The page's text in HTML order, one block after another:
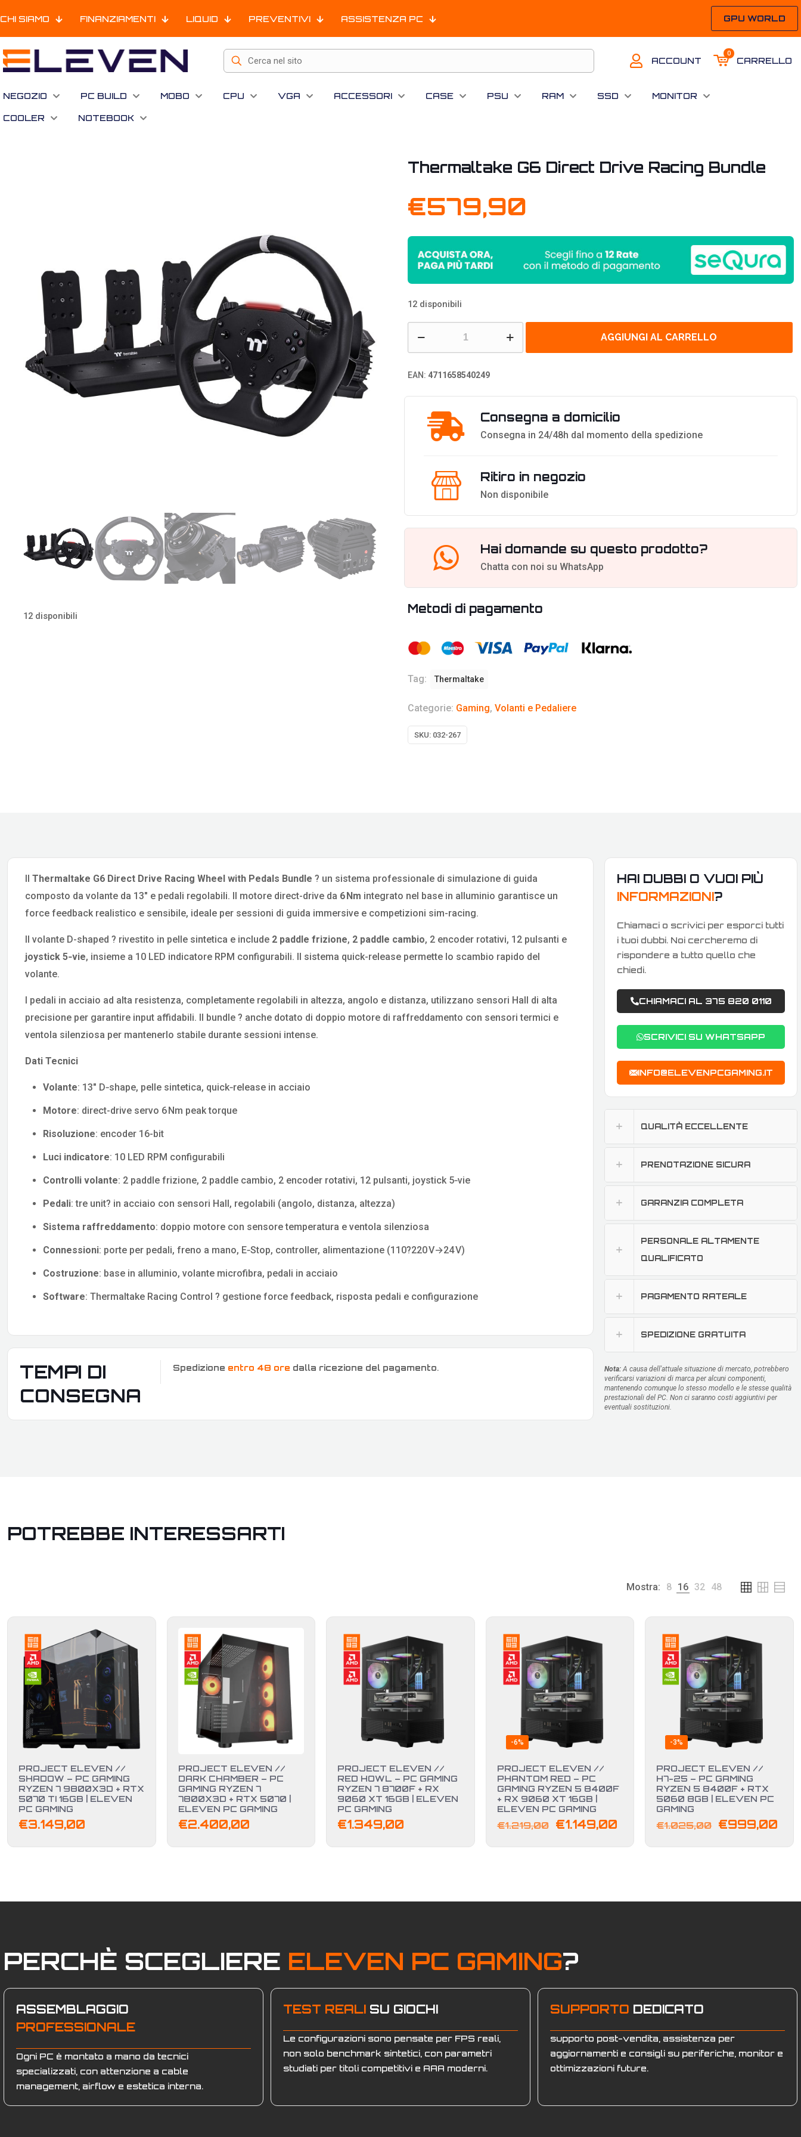
CHI SIAMO FINANZIAMENTI LIQUID PREVENTIVI ASSISTENZA PC GPU WORLD
ACCOUNT
0
CARRELLO
NEGOZIO PC BUILD MOBO CPU VGA ACCESSORI CASE PSU RAM SSD MONITOR
COOLER NOTEBOOK
12 disponibili
Thermaltake G6 Direct Drive Racing Bundle
€579,90
12 disponibili
Drive
Racing
Bundle
quantità
AGGIUNGI AL CARRELLO
EAN: 4711658540249
Consegna a domicilio
Consegna in 24/48h dal momento della spedizione
Ritiro in negozio
Non disponibile
Hai domande su questo prodotto?
Chatta con noi su WhatsApp
Metodi di pagamento
Tag: Thermaltake
Categorie: Gaming, Volanti e Pedaliere
SKU: 032-267
IlThermaltake G6 Direct Drive Racing Wheel with Pedals Bundle ? un sistema professionale di simulazione di guida
composto da volante da 13″ e pedali regolabili. Il motore direct-drive da 6 Nm integrato nel base in alluminio garantisce un
force feedback realistico e sensibile, ideale per sessioni di guida immersive e competizioni sim-racing.
Il volante D-shaped ? rivestito in pelle sintetica e include 2 paddle frizione, 2 paddle cambio, 2 encoder rotativi, 12 pulsanti e
joystick 5‑vie, insieme a 10 LED indicatore RPM configurabili. Il sistema quick-release permette lo scambio rapido del
volante.
I pedali in acciaio ad alta resistenza, completamente regolabili in altezza, angolo e distanza, utilizzano sensori Hall di alta
precisione per garantire input affidabili. Il bundle ? anche dotato di doppio motore di raffreddamento con sensori termici e
ventola silenziosa per mantenerlo stabile durante sessioni intense.
Dati Tecnici
Volante: 13″ D‑shape, pelle sintetica, quick‑release in acciaio
Motore: direct-drive servo 6 Nm peak torque
Risoluzione: encoder 16-bit
Luci indicatore: 10 LED RPM configurabili
Controlli volante: 2 paddle frizione, 2 paddle cambio, 2 encoder rotativi, 12 pulsanti, joystick 5‑vie
Pedali: tre unit? in acciaio con sensori Hall, regolabili (angolo, distanza, altezza)
Sistema raffreddamento: doppio motore con sensore temperatura e ventola silenziosa
Connessioni: porte per pedali, freno a mano, E‑Stop, controller, alimentazione (110?220 V→24 V)
Costruzione: base in alluminio, volante microfibra, pedali in acciaio
Software: Thermaltake Racing Control ? gestione force feedback, risposta pedali e configurazione
TEMPI DI
CONSEGNA
Spedizione entro 48 ore dalla ricezione del pagamento.
HAI DUBBI O VUOI PIÙ
INFORMAZIONI?
Chiamaci o scrivici per esporci tutti
i tuoi dubbi. Noi cercheremo di
rispondere a tutto quello che
chiedi.
CHIAMACI AL 375 820 0110
SCRIVICI SU WHATSAPP
INFO@ELEVENPCGAMING.IT
QUALITÀ ECCELLENTE
PRENOTAZIONE SICURA
GARANZIA COMPLETA
PERSONALE ALTAMENTE
QUALIFICATO
PAGAMENTO RATEALE
SPEDIZIONE GRATUITA
Nota:A causa dell'attuale situazione di mercato, potrebbero
verificarsi variazioni di marca per alcuni componenti,
mantenendo comunque lo stesso modello e le stesse qualità
prestazionali del PC. Non ci saranno costi aggiuntivi per
eventuali sostituzioni.
POTREBBE INTERESSARTI
Mostra: 8 16 32 48
PROJECT ELEVEN //
SHADOW – PC GAMING
RYZEN 7 9800X3D + RTX
5070 TI 16GB | ELEVEN
PC GAMING
€3.149,00
PROJECT ELEVEN //
DARK CHAMBER – PC
GAMING RYZEN 7
7800X3D + RTX 5070 |
ELEVEN PC GAMING
€2.400,00
PROJECT ELEVEN //
RED HOWL – PC GAMING
RYZEN 7 8700F + RX
9060 XT 16GB | ELEVEN
PC GAMING
€1.349,00
-6%
PROJECT ELEVEN //
PHANTOM RED – PC
GAMING RYZEN 5 8400F
+ RX 9060 XT 16GB |
ELEVEN PC GAMING
€1.219,00
Il
€1.149,00Il
prezzo
-3%
PROJECT ELEVEN //
H7-25 – PC GAMING
RYZEN 5 8400F + RTX
5060 8GB | ELEVEN PC
GAMING
€1.025,00 Il
€999,00
PERCHÈ SCEGLIERE ELEVEN PC GAMING?
ASSEMBLAGGIO
PROFESSIONALE
Ogni PC è montato a mano da tecnici
specializzati, con attenzione a cable
management, airflow e estetica interna.
TEST REALISU GIOCHI
Le configurazioni sono pensate per FPS reali,
non solo benchmark sintetici, con parametri
studiati per titoli competitivi e AAA moderni.
SUPPORTO DEDICATO
supporto post-vendita, assistenza per
aggiornamenti e consigli su periferiche, monitor e
ottimizzazioni future.